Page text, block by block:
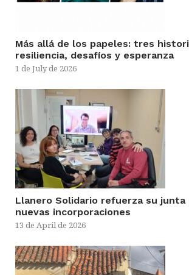
Más allá de los papeles: tres
resiliencia, desafíos y esperanza
1 de July de 2026
Llanero Solidario refuerza su junta
nuevas incorporaciones
13 de April de 2026